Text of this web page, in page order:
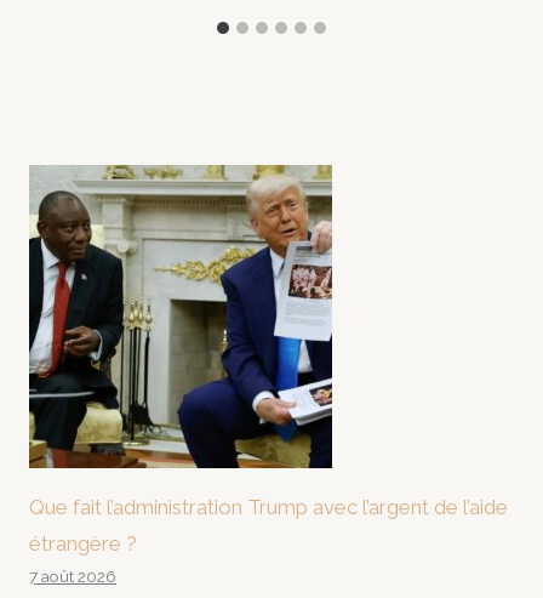
Que fait l’administration Trump avec l’argent de l’aide
étrangère ?
7 août 2026